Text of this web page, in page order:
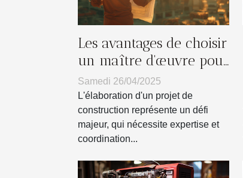
Les avantages de choisir
un maître d'œuvre pour
votre projet de
construction
Samedi 26/04/2025
L'élaboration d'un projet de
construction représente un défi
majeur, qui nécessite expertise et
coordination...